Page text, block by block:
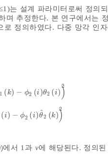
는 설계 파라미터로써 정의
며 추정한다. 본 연구에서는
로 정의하였다. 다중 망각 인
1 ( k) − ϕ2 (i )θ2 (i))
2
(i) − ϕ2 (i)θ
ˆ
2 (k))
2
k -iyi ϕ1iθ ^1k-ϕ2iθ
에서 1과 v에 해당된다. 정의